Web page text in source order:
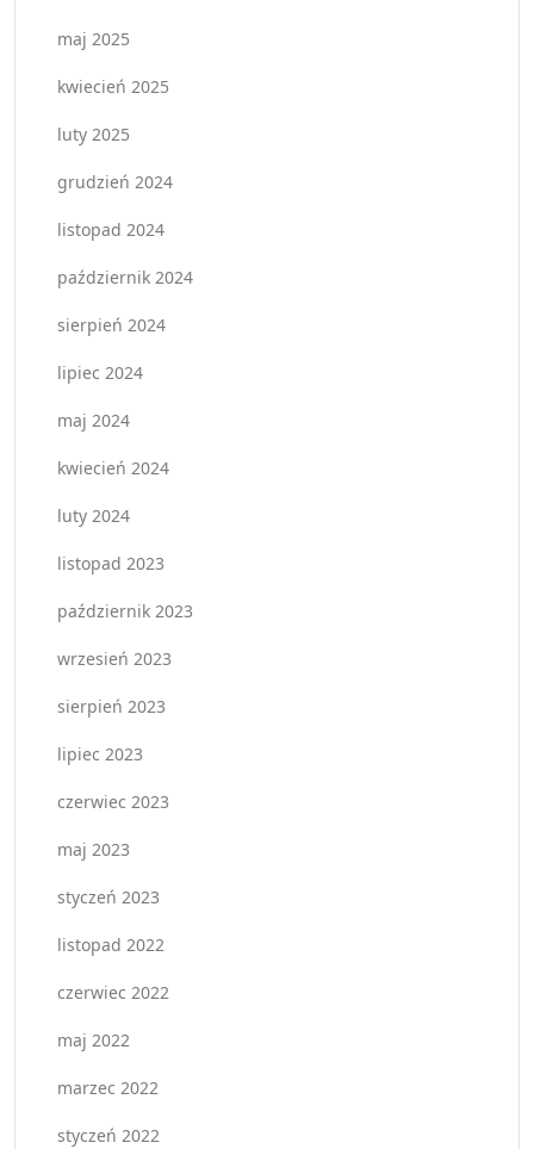
maj 2025
kwiecień 2025
luty 2025
grudzień 2024
listopad 2024
październik 2024
sierpień 2024
lipiec 2024
maj 2024
kwiecień 2024
luty 2024
listopad 2023
październik 2023
wrzesień 2023
sierpień 2023
lipiec 2023
czerwiec 2023
maj 2023
styczeń 2023
listopad 2022
czerwiec 2022
maj 2022
marzec 2022
styczeń 2022